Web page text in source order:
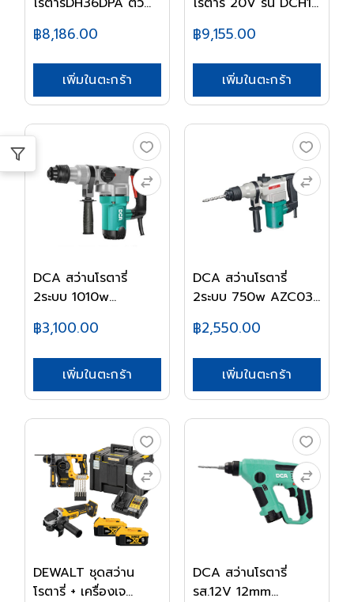
฿8,186.00
เพิ่มในตะกร้า
฿9,155.00
เพิ่มในตะกร้า
DCA สว่านโรตารี่
2ระบบ 1010w
฿3,100.00
เพิ่มในตะกร้า
DCA สว่านโรตารี่
2ระบบ 750w AZC03-
฿2,550.00
เพิ่มในตะกร้า
DEWALT ชุดสว่าน
โรตารี่ + เครื่องเจ...
DCA สว่านโรตารี่
รส.12V 12mm